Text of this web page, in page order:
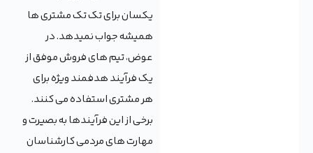
یکسان برای تک تک مشتری ها
همیشه جواب نمیدهد. در
عوض، تیم های فروش موفق از
یک فرآیند هدفمند ویژه برای
هر مشتری استفاده می کنند.
برخی از این فرآیندها به بصیرت و
مهارت های مردمی کارشناسان